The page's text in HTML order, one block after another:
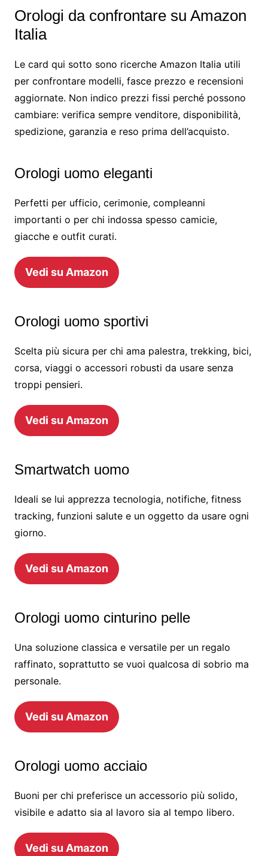
Orologi da confrontare su Amazon
Italia
Le card qui sotto sono ricerche Amazon Italia utili
per confrontare modelli, fasce prezzo e recensioni
aggiornate. Non indico prezzi fissi perché possono
cambiare: verifica sempre venditore, disponibilità,
spedizione, garanzia e reso prima dell’acquisto.
Orologi uomo eleganti
Perfetti per ufficio, cerimonie, compleanni
importanti o per chi indossa spesso camicie,
giacche e outfit curati.
Vedi su Amazon
Orologi uomo sportivi
Scelta più sicura per chi ama palestra, trekking, bici,
corsa, viaggi o accessori robusti da usare senza
troppi pensieri.
Vedi su Amazon
Smartwatch uomo
Ideali se lui apprezza tecnologia, notifiche, fitness
tracking, funzioni salute e un oggetto da usare ogni
giorno.
Vedi su Amazon
Orologi uomo cinturino pelle
Una soluzione classica e versatile per un regalo
raffinato, soprattutto se vuoi qualcosa di sobrio ma
personale.
Vedi su Amazon
Orologi uomo acciaio
Buoni per chi preferisce un accessorio più solido,
visibile e adatto sia al lavoro sia al tempo libero.
Vedi su Amazon